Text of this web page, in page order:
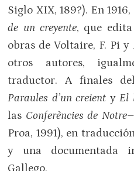
Siglo XIX, 189?). En
de un creyente, que
obras de Voltaire, F. Pi
otros autores,
traductor. A finales
Paraules d’un creient yEl
las Conferències de
Proa, 1991), en
y una documentada